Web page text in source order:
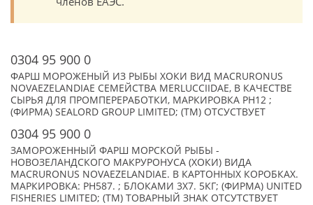
0304 95 900 0
ФАРШ МОРОЖЕНЫЙ ИЗ РЫБЫ ХОКИ ВИД MACRURONUS
NOVAEZELANDIAE СЕМЕЙСТВА MERLUCCIIDAE, В КАЧЕСТВЕ
СЫРЬЯ ДЛЯ ПРОМПЕРЕРАБОТКИ, МАРКИРОВКА PH12 ;
(ФИРМА) SEALORD GROUP LIMITED; (TM) ОТСУСТВУЕТ
0304 95 900 0
ЗАМОРОЖЕННЫЙ ФАРШ МОРСКОЙ РЫБЫ -
НОВОЗЕЛАНДСКОГО МАКРУРОНУСА (ХОКИ) ВИДА
MACRURONUS NOVAEZELANDIAE. В КАРТОННЫХ КОРОБКАХ.
МАРКИРОВКА: PH587. ; БЛОКАМИ 3Х7. 5КГ; (ФИРМА) UNITED
FISHERIES LIMITED; (TM) ТОВАРНЫЙ ЗНАК ОТСУТСТВУЕТ